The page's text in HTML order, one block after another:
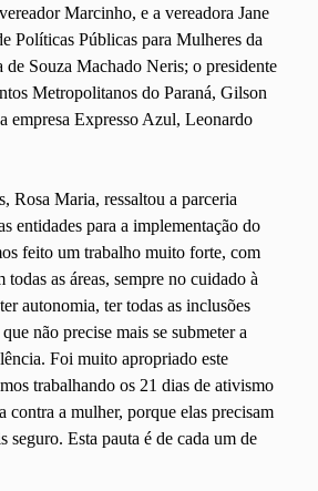
Marcinho, e a vereadora Jane
Políticas Públicas para Mulheres da
Souza Machado Neris; o presidente
Metropolitanos do Paraná, Gilson
empresa Expresso Azul, Leonardo
Rosa Maria, ressaltou a parceria
entidades para a implementação do
feito um trabalho muito forte, com
as áreas, sempre no cuidado à
autonomia, ter todas as inclusões
não precise mais se submeter a
Foi muito apropriado este
trabalhando os 21 dias de ativismo
contra a mulher, porque elas precisam
seguro. Esta pauta é de cada um de